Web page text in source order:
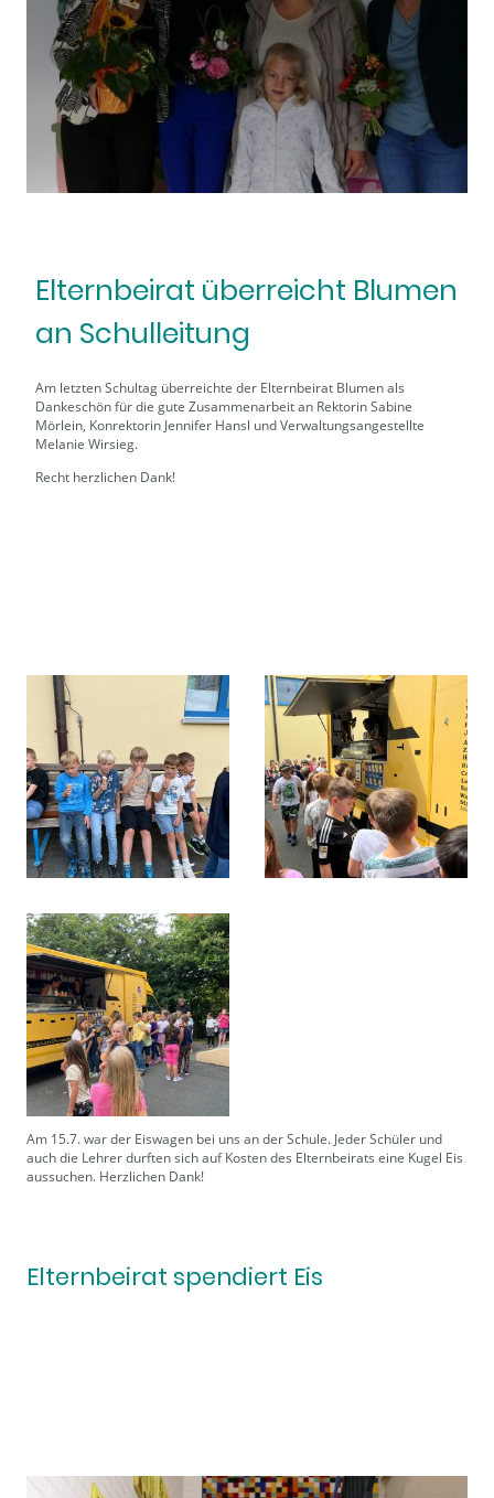
Elternbeirat überreicht Blumen
an Schulleitung
Am letzten Schultag überreichte der Elternbeirat Blumen als
Dankeschön für die gute Zusammenarbeit an Rektorin Sabine
Mörlein, Konrektorin Jennifer Hansl und Verwaltungsangestellte
Melanie Wirsieg.
Recht herzlichen Dank!
Am 15.7. war der Eiswagen bei uns an der Schule. Jeder Schüler und
auch die Lehrer durften sich auf Kosten des Elternbeirats eine Kugel Eis
aussuchen. Herzlichen Dank!
Elternbeirat spendiert Eis